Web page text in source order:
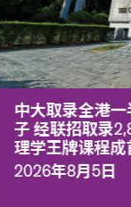
中大取录全港
子 经联招取录
理学王牌课程成
2026年8月5日